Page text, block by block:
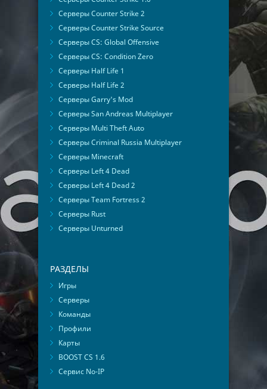
Серверы Counter Strike 2
Серверы Counter Strike Source
Серверы CS: Global Offensive
Серверы CS: Condition Zero
Серверы Half Life 1
Серверы Half Life 2
Серверы Garry's Mod
Серверы San Andreas Multiplayer
Серверы Multi Theft Auto
Серверы Criminal Russia Multiplayer
Серверы Minecraft
Серверы Left 4 Dead
Серверы Left 4 Dead 2
Серверы Team Fortress 2
Серверы Rust
Серверы Unturned
РАЗДЕЛЫ
Игры
Серверы
Команды
Профили
Карты
BOOST CS 1.6
Сервис No-IP